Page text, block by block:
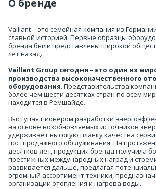
О бренде
Vaillant – это семейная компания из
славной историей. Первые образцы
бренда были представлены широкой
лет назад.
Vaillant Group сегодня – это один из
производства высококачественного
оборудования. Представительства
более чем шести десятках стран по всем
находится в Ремшайде.
Выступая пионером разработки
на основе возобновляемых источников
удерживает высокую планку качества
постпродажного обслуживания. На
десятков лет, продукция бренда получила
престижных международных наград и
развивается дальше, предлагая
огромный ассортимент техники,
организации отопления и нагрева воды.